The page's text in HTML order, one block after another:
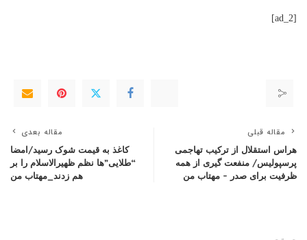
[ad_2]
مقاله قبلی
هراس استقلال از ترکیب تهاجمی
پرسپولیس/ منفعت گیری از همه
ظرفیت برای صدر – مهتاب من
مقاله بعدی
کاغذ به قیمت شوک رسید/امضا
“طلایی”ها نظم ظهیرالاسلام را بر
هم زدند_مهتاب من